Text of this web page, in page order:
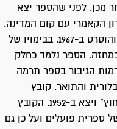
מכן. לפני שהספר יצא
הקאמרי עם קום המדינה.
הספר גם זכה בפרס אוסישקין ב-1948 והוסרט ב-1967, בבימויו של
כמחזה. הספר נלמד כחלק
הגיבור בספר תרמה
והתואר. קובץ
סיפוריו הראשון נקרא "נשים מחכות בחוץ" ויצא ב-1952. הקובץ
ספרית פועלים ועל כן גם